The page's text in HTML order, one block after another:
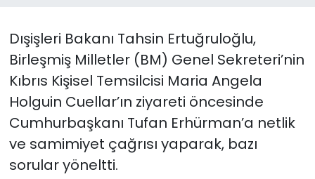
Dışişleri Bakanı Tahsin Ertuğruloğlu,
Birleşmiş Milletler (BM) Genel Sekreteri’nin
Kıbrıs Kişisel Temsilcisi Maria Angela
Holguin Cuellar’ın ziyareti öncesinde
Cumhurbaşkanı Tufan Erhürman’a netlik
ve samimiyet çağrısı yaparak, bazı
sorular yöneltti.
Spor
Teknoloji
TÜRKiYE
Video Galeri